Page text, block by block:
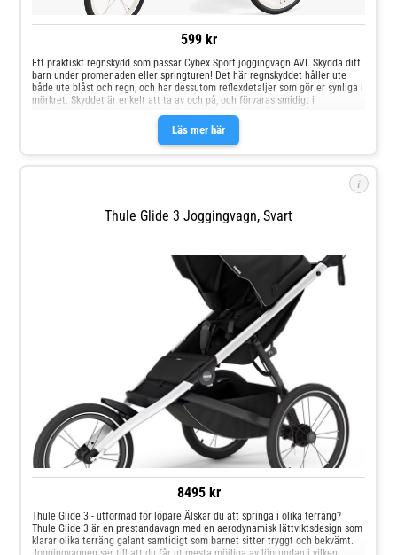
599 kr
Läs mer här
Ett praktiskt regnskydd som passar Cybex Sport joggingvagn AVI. Skydda ditt
barn under promenaden eller springturen! Det här regnskyddet håller ute
både ute blåst och regn, och har dessutom reflexdetaljer som gör er synliga i
mörkret. Skyddet är enkelt att ta av och på, och förvaras smidigt i
varukorgen när det inte används.Endast regnskydd ingår, vagn köps separat.
i
Thule Glide 3 Joggingvagn, Svart
8495 kr
Thule Glide 3 - utformad för löpare Älskar du att springa i olika terräng?
Thule Glide 3 är en prestandavagn med en aerodynamisk lättviktsdesign som
klarar olika terräng galant samtidigt som barnet sitter tryggt och bekvämt.